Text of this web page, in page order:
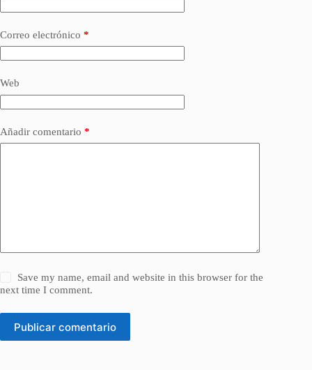
Correo electrónico *
Web
Añadir comentario *
Save my name, email and website in this browser for the
next time I comment.
Publicar comentario